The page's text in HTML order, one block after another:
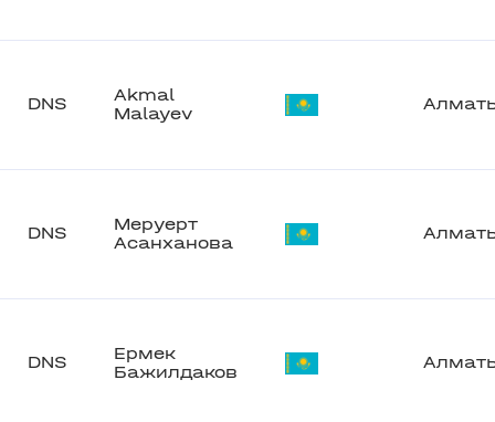
DNS
Akmal
Malayev
DNS
Меруерт
Асанханова
DNS
Ермек
Бажилдаков